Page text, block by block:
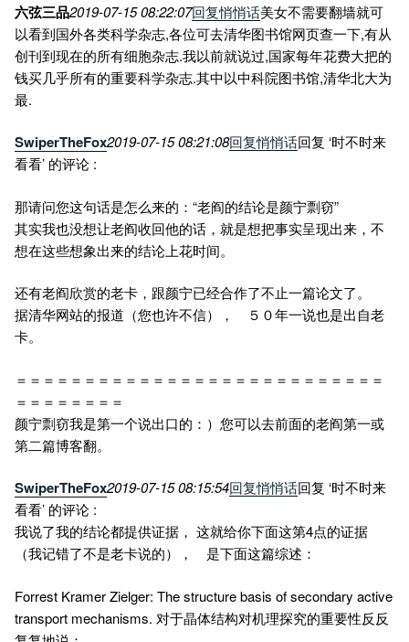
六弦三品2019-07-15 08:22:07回复悄悄话美女不需要翻墙就可
以看到国外各类科学杂志,各位可去清华图书馆网页查一下,有从
创刊到现在的所有细胞杂志.我以前就说过,国家每年花费大把的
钱买几乎所有的重要科学杂志.其中以中科院图书馆,清华北大为
最.
SwiperTheFox2019-07-15 08:21:08回复悄悄话回复 ‘时不时来
看看’ 的评论 :
那请问您这句话是怎么来的：“老阎的结论是颜宁剽窃”
其实我也没想让老阎收回他的话，就是想把事实呈现出来，不
想在这些想象出来的结论上花时间。
还有老阎欣赏的老卡，跟颜宁已经合作了不止一篇论文了。
据清华网站的报道（您也许不信）， ５０年一说也是出自老
卡。
＝＝＝＝＝＝＝＝＝＝＝＝＝＝＝＝＝＝＝＝＝＝＝＝＝＝＝
＝＝＝＝＝＝＝＝
颜宁剽窃我是第一个说出口的：）您可以去前面的老阎第一或
第二篇博客翻。
SwiperTheFox2019-07-15 08:15:54回复悄悄话回复 ‘时不时来
看看’ 的评论 :
我说了我的结论都提供证据， 这就给你下面这第4点的证据
（我记错了不是老卡说的）， 是下面这篇综述：
Forrest Kramer Zielger: The structure basis of secondary active
transport mechanisms. 对于晶体结构对机理探究的重要性反反